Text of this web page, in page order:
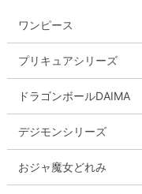
ワンピース
プリキュアシリーズ
ドラゴンボールDAIMA
デジモンシリーズ
おジャ魔女どれみ